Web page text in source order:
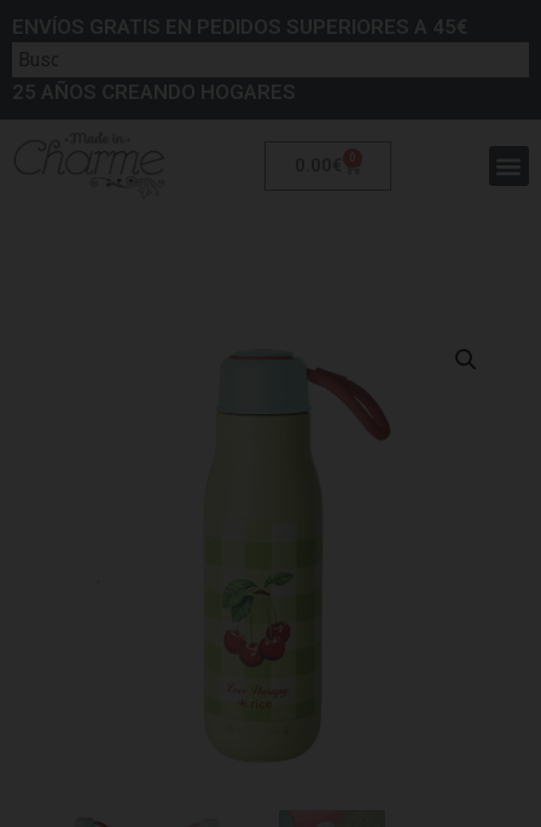
ENVÍOS GRATIS EN PEDIDOS SUPERIORES A 45€
25 AÑOS CREANDO HOGARES